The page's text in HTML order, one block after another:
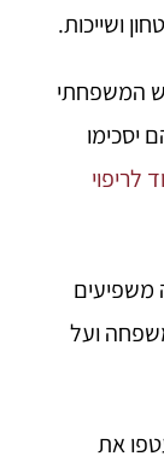
ושייכות.
המשפחתי
יסכימו
לריפוי
משפיעים
ועל
את